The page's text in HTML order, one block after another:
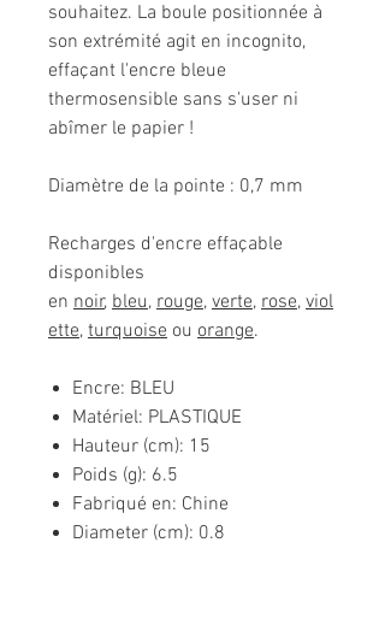
souhaitez. La boule positionnée à
son extrémité agit en incognito,
effaçant l'encre bleue
thermosensible sans s'user ni
abîmer le papier !
Diamètre de la pointe : 0,7 mm
Recharges d'encre effaçable
disponibles
en noir, bleu, rouge, verte, rose, viol
ette, turquoise ou orange.
Encre: BLEU
Matériel: PLASTIQUE
Hauteur (cm): 15
Poids (g): 6.5
Fabriqué en: Chine
Diameter (cm): 0.8